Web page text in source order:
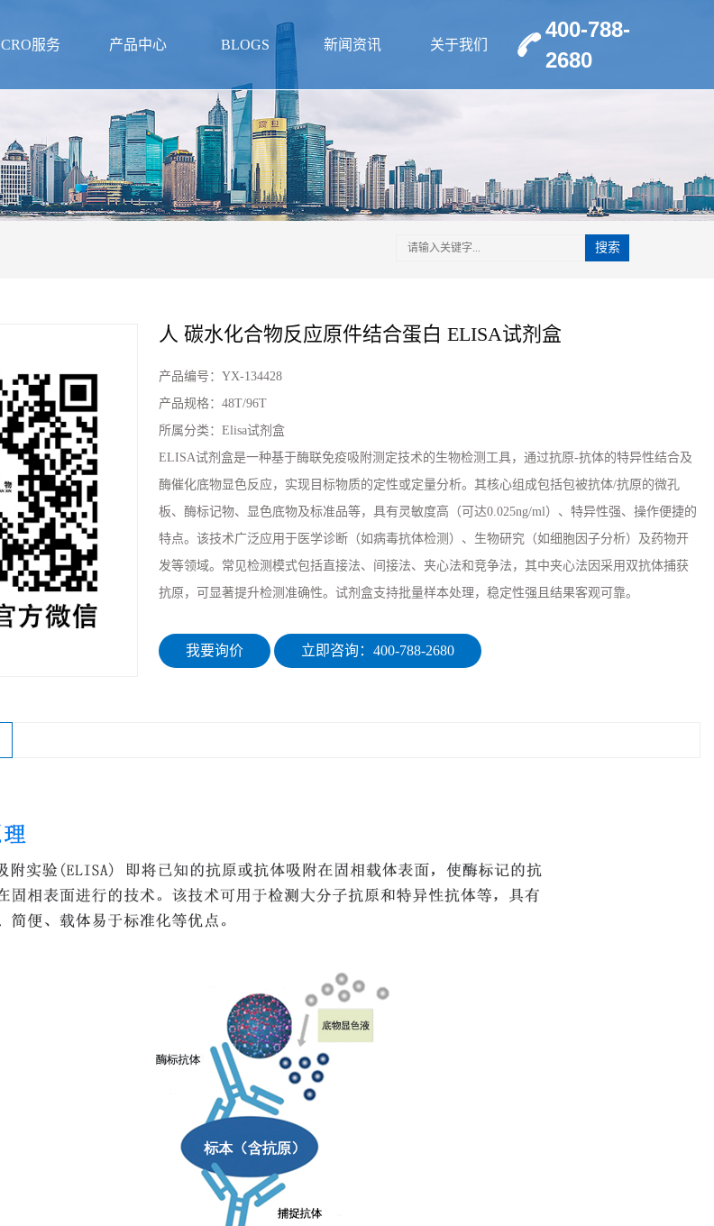
CRO服务 产品中心 BLOGS 新闻资讯 关于我们
400-788-
2680
搜索
人 碳水化合物反应原件结合蛋白 ELISA试剂盒
产品编号： YX-134428
产品规格： 48T/96T
所属分类： Elisa试剂盒
ELISA试剂盒是一种基于酶联免疫吸附测定技术的生物检测工具，通过抗原-抗体的特异性结合及
酶催化底物显色反应，实现目标物质的定性或定量分析。其核心组成包括包被抗体/抗原的微孔
板、酶标记物、显色底物及标准品等，具有灵敏度高（可达0.025ng/ml）、特异性强、操作便捷的
特点。该技术广泛应用于医学诊断（如病毒抗体检测）、生物研究（如细胞因子分析）及药物开
发等领域。常见检测模式包括直接法、间接法、夹心法和竞争法，其中夹心法因采用双抗体捕获
抗原，可显著提升检测准确性。试剂盒支持批量样本处理，稳定性强且结果客观可靠。
我要询价 立即咨询：400-788-2680